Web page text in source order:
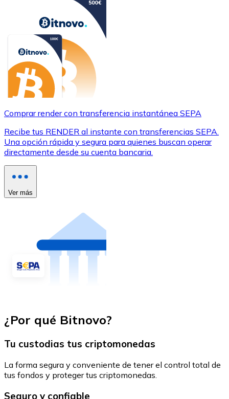
Comprar render con transferencia instantánea SEPA
Recibe tus RENDER al instante con transferencias SEPA.
Una opción rápida y segura para quienes buscan operar
directamente desde su cuenta bancaria.
Ver más
¿Por qué Bitnovo?
Tu custodias tus criptomonedas
La forma segura y conveniente de tener el control total de
tus fondos y proteger tus criptomonedas.
Seguro y confiable